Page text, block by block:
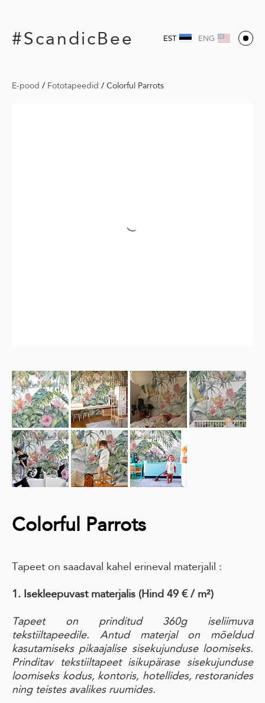
#ScandicBee EST ENG
E-pood / Fototapeedid / Colorful Parrots
Colorful Parrots
Tapeet on saadaval kahel erineval materjalil :
1. Isekleepuvast materjalis (Hind 49 € / m²)
Tapeet on prinditud 360g iseliimuva
tekstiiltapeedile. Antud materjal on mõeldud
kasutamiseks pikaajalise sisekujunduse loomiseks.
Prinditav tekstiiltapeet isikupärase sisekujunduse
loomiseks kodus, kontoris, hotellides, restoranides
ning teistes avalikes ruumides.